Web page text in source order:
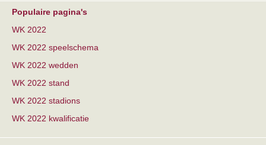
Populaire pagina's
WK 2022
WK 2022 speelschema
WK 2022 wedden
WK 2022 stand
WK 2022 stadions
WK 2022 kwalificatie